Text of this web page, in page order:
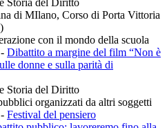
Storia del Diritto
di MIlano, Corso di Porta Vittoria
con il mondo della scuola
- Dibattito a margine del film “Non è
donne e sulla parità di
Storia del Diritto
organizzati da altri soggetti
- Festival del pensiero